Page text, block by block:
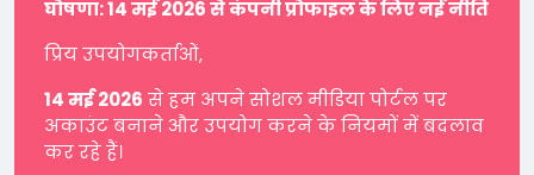
घोषणा: 14 मई 2026 से कंपनी प्रोफाइल के लिए नई नीति
प्रिय उपयोगकर्ताओं,
14 मई 2026 से हम अपने सोशल मीडिया पोर्टल पर
अकाउंट बनाने और उपयोग करने के नियमों में बदलाव
कर रहे हैं।